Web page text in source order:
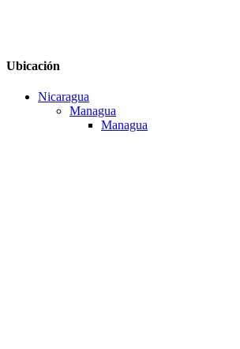
Ubicación
Nicaragua
Managua
Managua